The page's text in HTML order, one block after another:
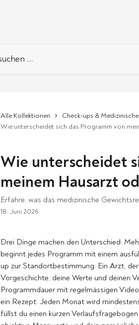
Alle Kollektionen
Check-ups &
Wie unterscheidet sich das Programm von
Wie unterscheidet
meinem Hausarzt
Erfahre, was das medizinische
18. Juni 2026
Drei Dinge machen den Unterschied:
beginnt jedes Programm mit einem
up zur Standortbestimmung. Ein Arzt,
Vorgeschichte, deine Werte und deinen
Programmdauer mit regelmässigen
ein Rezept. Jeden Monat wird
füllst du einen kurzen